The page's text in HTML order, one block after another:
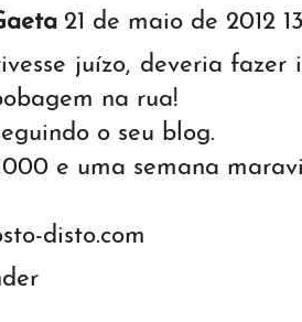
21 de maio de 2012
juízo, deveria fazer
na rua!
o seu blog.
e uma semana
disto.com